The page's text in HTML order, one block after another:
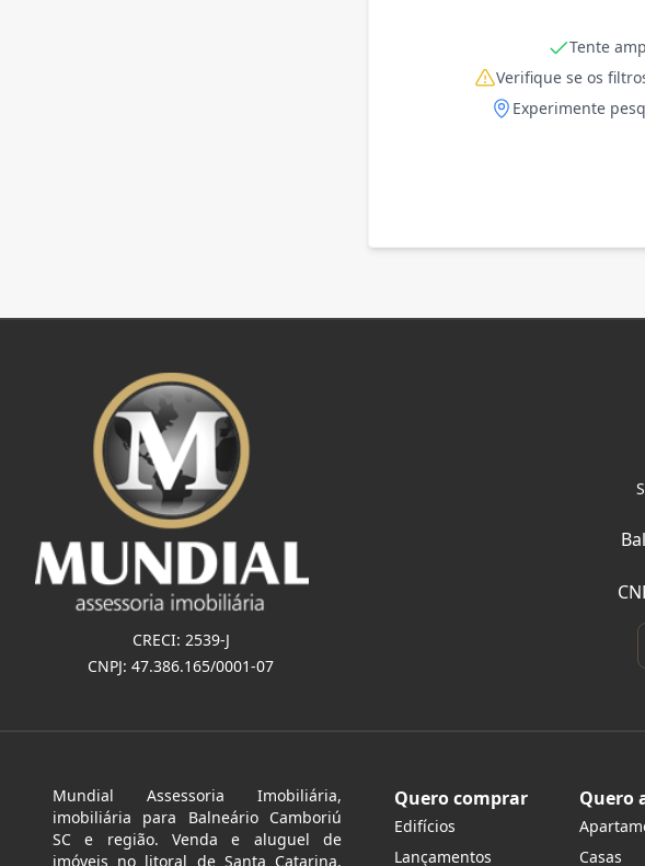
Tente
Verifique se os
Experimente
CRECI: 2539-J
CNPJ: 47.386.165/0001-07
Mundial Assessoria Imobiliária,
imobiliária para Balneário Camboriú
SC e região. Venda e aluguel de
imóveis no litoral de Santa Catarina.
Quero comprar
Edifícios
Lançamentos
Quero
Casas